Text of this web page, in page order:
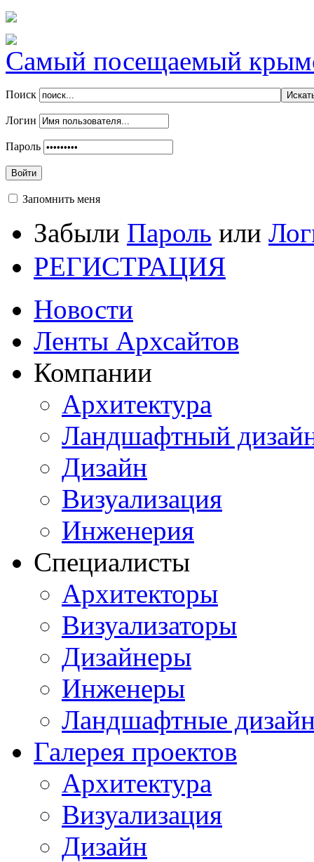
Самый посещаемый
Поиск
Логин
Пароль
Войти
Запомнить меня
Забыли Пароль или
РЕГИСТРАЦИЯ
Новости
Ленты Архсайтов
Компании
Архитектура
Ландшафтный
Дизайн
Визуализация
Инженерия
Специалисты
Архитекторы
Визуализаторы
Дизайнеры
Инженеры
Ландшафтные
Галерея проектов
Архитектура
Визуализация
Дизайн